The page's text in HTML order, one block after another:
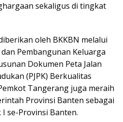
sekaligus di tingkat
oleh BKKBN melalui
Pembangunan Keluarga
Dokumen Peta Jalan
(PJPK) Berkualitas
Tangerang juga meraih
Provinsi Banten sebagai
se-Provinsi Banten.